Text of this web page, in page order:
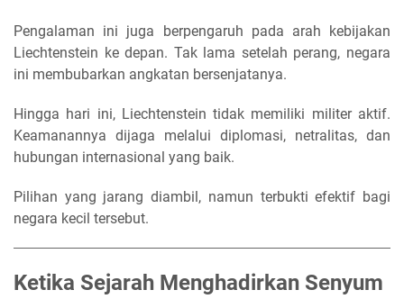
Pengalaman ini juga berpengaruh pada arah kebijakan
Liechtenstein ke depan. Tak lama setelah perang, negara
ini membubarkan angkatan bersenjatanya.
Hingga hari ini, Liechtenstein tidak memiliki militer aktif.
Keamanannya dijaga melalui diplomasi, netralitas, dan
hubungan internasional yang baik.
Pilihan yang jarang diambil, namun terbukti efektif bagi
negara kecil tersebut.
Ketika Sejarah Menghadirkan Senyum